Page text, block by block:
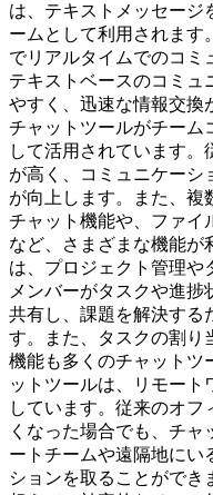
は、テキストメッセージ
ームとして利用されます
でリアルタイムでのコミ
テキストベースのコミュ
やすく、迅速な情報交換
チャットツールがチーム
して活用されています
が高く、コミュニケーシ
が向上します。また、複
チャット機能や、ファイ
など、さまざまな機能が
は、プロジェクト管理や
メンバーがタスクや進
共有し、課題を解決する
す。また、タスクの割り
機能も多くのチャットツ
ットツールは、リモート
しています。従来のオフ
くなった場合でも、チ
ートチームや遠隔地にい
ションを取ることができ